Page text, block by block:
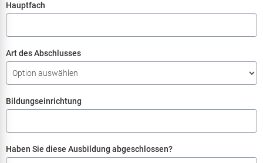
Hauptfach
Art des Abschlusses
Bildungseinrichtung
Haben Sie diese Ausbildung abgeschlossen?